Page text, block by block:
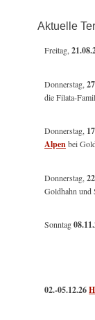
Aktuelle
Freitag,
Donnerstag,
die Filata-
Donnerstag,
Alpenbei
Donnerstag,
Goldhahn und
Sonntag
02.-05.12.26